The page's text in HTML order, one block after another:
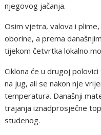
njegovog jačanja.
Osim vjetra, valova i
oborine, a prema
tijekom četvrtka lokalno
Ciklona će u drugoj
na jug, ali se nakon nje
temperatura. Današnji
trajanja iznadprosječne
studenog.